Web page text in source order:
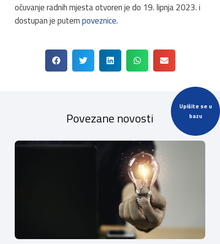
Upišite se u
bazu
očuvanje radnih mjesta otvoren je do 19. lipnja 2023. i
dostupan je putempoveznice.
Povezane novosti